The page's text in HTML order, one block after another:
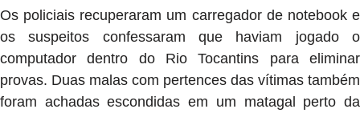
Os policiais recuperaram um carregador de notebook e
os suspeitos confessaram que haviam jogado o
computador dentro do Rio Tocantins para eliminar
provas. Duas malas com pertences das vítimas também
foram achadas escondidas em um matagal perto da